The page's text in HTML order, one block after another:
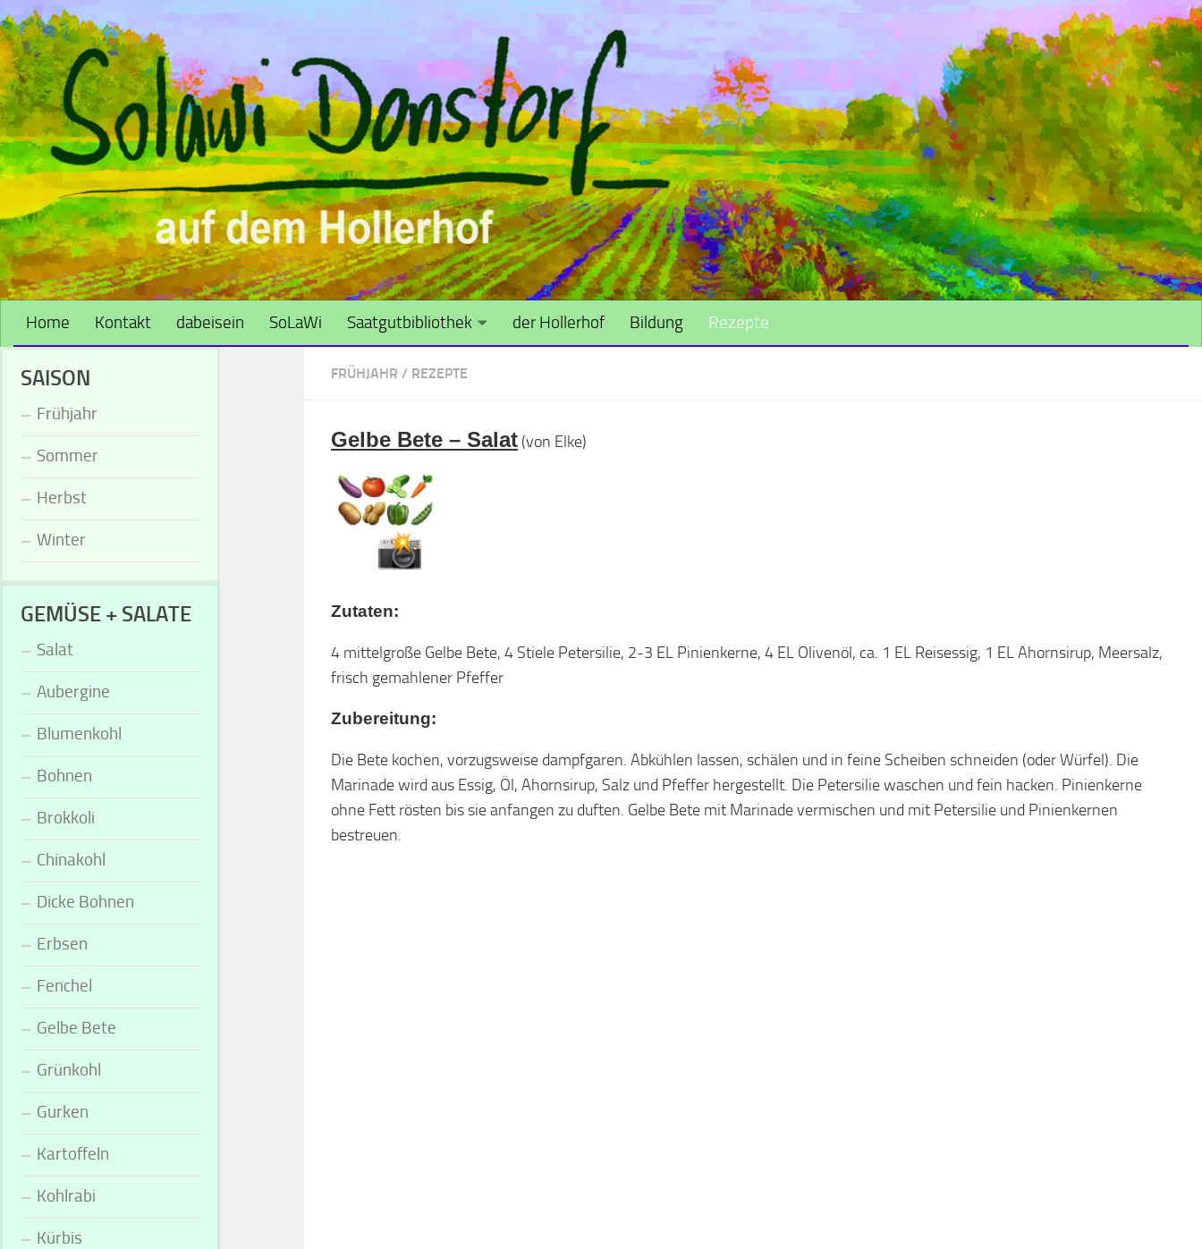
Zum Inhalt springen
Home Kontakt dabeisein SoLaWi Saatgutbibliothek der Hollerhof Bildung Rezepte
FRÜHJAHR / REZEPTE
Gelbe Bete – Salat (von Elke)
Zutaten:
4 mittelgroße Gelbe Bete, 4 Stiele Petersilie, 2-3 EL Pinienkerne, 4 EL Olivenöl, ca. 1 EL Reisessig, 1 EL Ahornsirup, Meersalz,
frisch gemahlener Pfeffer
Zubereitung:
Die Bete kochen, vorzugsweise dampfgaren. Abkühlen lassen, schälen und in feine Scheiben schneiden (oder Würfel). Die
Marinade wird aus Essig, Öl, Ahornsirup, Salz und Pfeffer hergestellt. Die Petersilie waschen und fein hacken. Pinienkerne
ohne Fett rösten bis sie anfangen zu duften. Gelbe Bete mit Marinade vermischen und mit Petersilie und Pinienkernen
bestreuen.
SAISON
Frühjahr
Sommer
Herbst
Winter
GEMÜSE + SALATE
Salat
Aubergine
Blumenkohl
Bohnen
Brokkoli
Chinakohl
Dicke Bohnen
Erbsen
Fenchel
Gelbe Bete
Grünkohl
Gurken
Kartoffeln
Kohlrabi
Kürbis